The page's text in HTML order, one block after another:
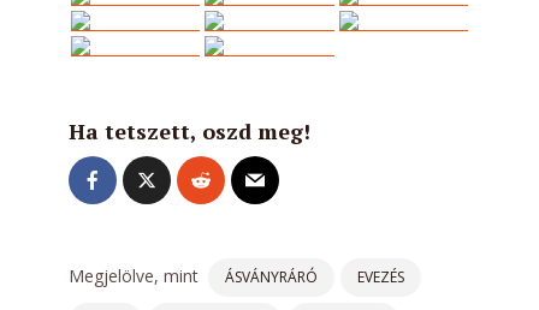
Ha tetszett, oszd meg!
Megjelölve, mint ÁSVÁNYRÁRÓ EVEZÉS